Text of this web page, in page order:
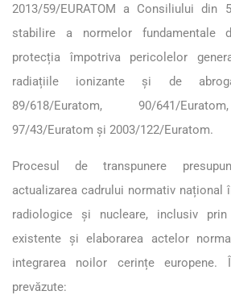
2013/59/EURATOM a Consiliului din
stabilire a normelor fundamentale
protecția împotriva pericolelor
radiațiile ionizante și de
89/618/Euratom, 90/641/
97/43/Euratom și 2003/122/Euratom.
Procesul de transpunere
actualizarea cadrului normativ național
radiologice și nucleare, inclusiv prin
existente și elaborarea actelor
integrarea noilor cerințe
prevăzute: